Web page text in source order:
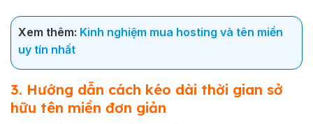
Xem thêm: Kinh nghiệm mua hosting và tên miền
uy tín nhất
3. Hướng dẫn cách kéo dài thời gian sở
hữu tên miền đơn giản